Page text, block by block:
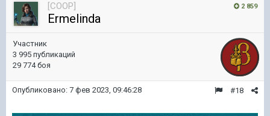
2 859
[COOP]
Ermelinda
Участник
3 995 публикаций
29 774 боя
#18
Опубликовано: 7 фев 2023, 09:46:28